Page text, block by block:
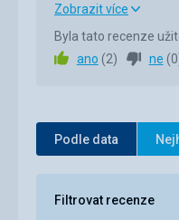
procházkám nebo
Hotel se nachází u
ke sportovnímu
procházkám nebo
Ubytování
Zobrazit více
Byla tato recenze
ano (2) ne (0
Podle data
Filtrovat recenze